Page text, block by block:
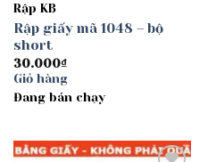
Rập KB
Rập giấy mã 1048 – bộ
short
30.000₫
Giỏ hàng
Đang bán chạy